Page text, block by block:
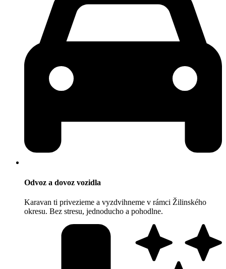
Odvoz a dovoz vozidla
Karavan ti privezieme a vyzdvihneme v rámci Žilinského
okresu. Bez stresu, jednoducho a pohodlne.